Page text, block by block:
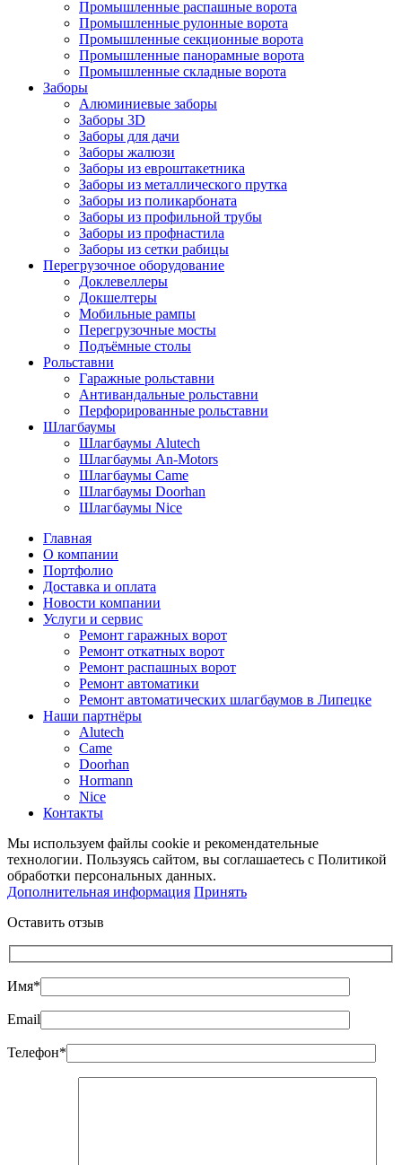
Промышленные распашные ворота
Промышленные рулонные ворота
Промышленные секционные ворота
Промышленные панорамные ворота
Промышленные складные ворота
Заборы
Алюминиевые заборы
Заборы 3D
Заборы для дачи
Заборы жалюзи
Заборы из евроштакетника
Заборы из металлического прутка
Заборы из поликарбоната
Заборы из профильной трубы
Заборы из профнастила
Заборы из сетки рабицы
Перегрузочное оборудование
Доклевеллеры
Докшелтеры
Мобильные рампы
Перегрузочные мосты
Подъёмные столы
Рольставни
Гаражные рольставни
Антивандальные рольставни
Перфорированные рольставни
Шлагбаумы
Шлагбаумы Alutech
Шлагбаумы An-Motors
Шлагбаумы Came
Шлагбаумы Doorhan
Шлагбаумы Nice
Главная
О компании
Портфолио
Доставка и оплата
Новости компании
Услуги и сервис
Ремонт гаражных ворот
Ремонт откатных ворот
Ремонт распашных ворот
Ремонт автоматики
Ремонт автоматических шлагбаумов в Липецке
Наши партнёры
Alutech
Came
Doorhan
Hormann
Nice
Контакты
Мы используем файлы cookie и рекомендательные
технологии. Пользуясь сайтом, вы соглашаетесь с Политикой
обработки персональных данных.
Дополнительная информация Принять
Оставить отзыв
Имя*
Email
Телефон*